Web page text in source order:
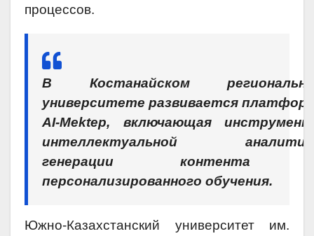
процессов.
В Костанайском
университете развивается
AI-Mektep, включающая
интеллектуальной
генерации контента
персонализированного обучения.
Южно-Казахстанский университет им.